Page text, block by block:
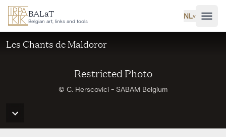
Ga naar hoofdinhoud
BALaT
Belgian art, links and tools
NL˅
Restricted Photo
© C. Herscovici - SABAM Belgium
Les Chants de Maldoror